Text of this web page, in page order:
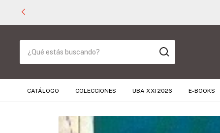
CATÁLOGO COLECCIONES UBA XXI 2026 E-BOOKS